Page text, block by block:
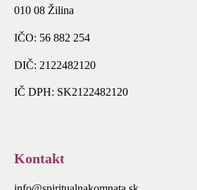
010 08 Žilina
IČO: 56 882 254
DIČ: 2122482120
IČ DPH: SK2122482120
Kontakt